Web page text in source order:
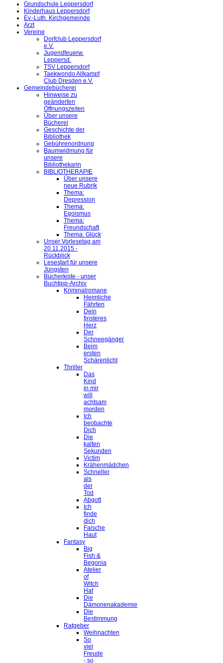
Grundschule Leppersdorf
Kinderhaus Leppersdorf
Ev.-Luth. Kirchgemeinde
Arzt
Vereine
Dorfclub Leppersdorf
e.V.
Jugendfeuerw.
Leppersd.
TSV Leppersdorf
Taekwondo Allkampf
Club Dresden e.V.
Gemeindebücherei
Hinweise zu
geänderten
Öffnungszeiten
Über unsere
Bücherei
Geschichte der
Bibliothek
Gebührenordnung
Baumwidmung für
unsere
Bibliothekarin
BIBLIOTHERAPIE
Über unsere
neue Rubrik
Thema:
Depression
Thema:
Egoismus
Thema:
Freundschaft
Thema: Glück
Unser Vorlesetag am
20.11.2015 -
Rückblick
Lesestart für unsere
Jüngsten
Bücherkiste - unser
Buchtipp-Archiv
Kriminalromane
Heimliche
Fährten
Dein
finsteres
Herz
Der
Schneegänger
Beim
ersten
Schärenlicht
Thriller
Das
Kind
in mir
will
achtsam
morden
Ich
beobachte
Dich
Die
kalten
Sekunden
Victim
Krähenmädchen
Schneller
als
der
Tod
Abgott
Ich
finde
dich
Falsche
Haut
Fantasy
Big
Fish &
Begonia
Atelier
of
Witch
Hat
Die
Dämonenakademie
Die
Bestimmung
Ratgeber
Weihnachten
So
viel
Freude
- so